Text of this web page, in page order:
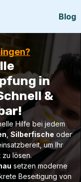
Blog
in
&
Hilfe bei jedem
Silberfische oder
um Ihr
lösen.
setzen moderne
Beseitigung von